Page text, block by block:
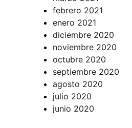
febrero 2021
enero 2021
diciembre 2020
noviembre 2020
octubre 2020
septiembre 2020
agosto 2020
julio 2020
junio 2020